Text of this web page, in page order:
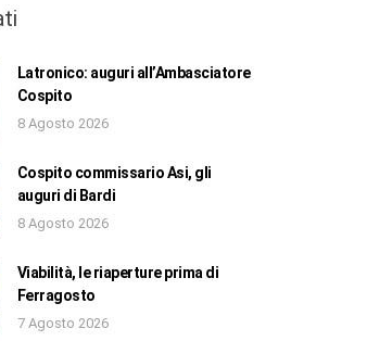
Latronico: auguri all’Ambasciatore
Cospito
8 Agosto 2026
Cospito commissario Asi, gli
auguri di Bardi
8 Agosto 2026
Viabilità, le riaperture prima di
Ferragosto
7 Agosto 2026